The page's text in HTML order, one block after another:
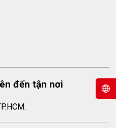
đến tận nơi